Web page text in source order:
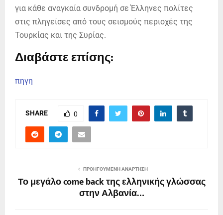
για κάθε αναγκαία συνδρομή σε Έλληνες πολίτες
στις πληγείσες από τους σεισμούς περιοχές της
Τουρκίας και της Συρίας.
Διαβάστε επίσης:
πηγη
SHARE 0
ΠΡΟΗΓΟΎΜΕΝΗ ΑΝΆΡΤΗΣΗ
Το μεγάλο come back της ελληνικής γλώσσας
στην Αλβανία…